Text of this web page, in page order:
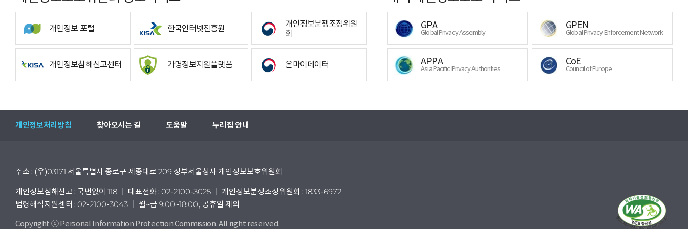
개인정보 포털 한국인터넷진흥원
개인정보분쟁조정위원
회
개인정보침해신고센터 가명정보지원플랫폼 온마이데이터
GPA
Global Privacy Assembly
GPEN
Global Privacy Enforcement Network
APPA
Asia Pacific Privacy Authorities
CoE
Council of Europe
개인정보처리방침 찾아오시는 길 도움말 누리집 안내
주소 : (우)03171 서울특별시 종로구 세종대로 209 정부서울청사 개인정보보호위원회
개인정보침해신고 : 국번없이 118 대표전화 : 02-2100-3025
개인정보분쟁조정위원회 : 1833-6972
법령해석지원센터 : 02-2100-3043
월~금 9:00~18:00, 공휴일 제외
Copyright ⓒ Personal Information Protection Commission. All right reserved.